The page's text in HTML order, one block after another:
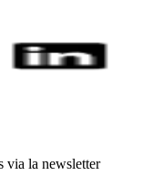
via la newsletter